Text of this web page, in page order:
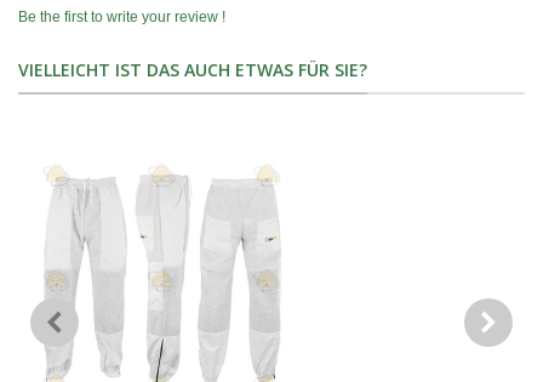
Be the first to write your review !
VIELLEICHT IST DAS AUCH ETWAS FÜR SIE?